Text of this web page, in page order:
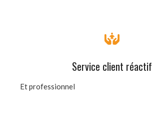
Service client réactif
Et professionnel